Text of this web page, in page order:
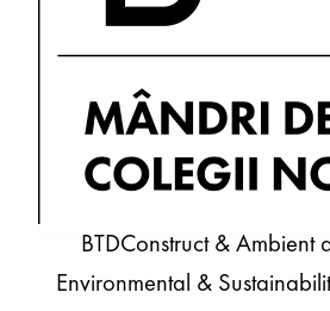
BTDConstruct & Ambient
Environmental &